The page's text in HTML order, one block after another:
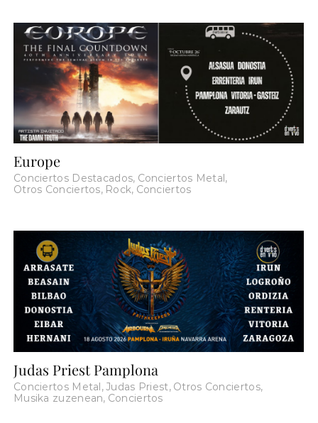
Europe
Conciertos Destacados, Conciertos Metal ,
Otros Conciertos, Rock, Conciertos
Judas Priest Pamplona
Conciertos Metal,Judas Priest, Otros Conciertos,
Musika zuzenean, Conciertos